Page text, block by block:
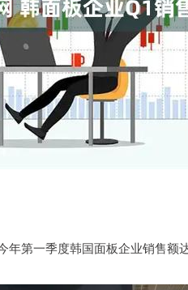
第一季度韩国面板企业销售额达